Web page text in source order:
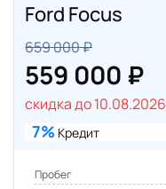
Ford Focus
659 000 ₽
559 000 ₽
скидка до 10.08.2026
7% Кредит
Пробег